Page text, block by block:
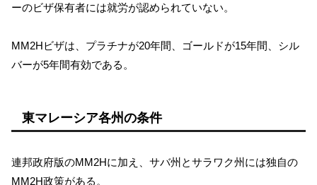
ーのビザ保有者には就労が認められていない。
MM2Hビザは、プラチナが20年間、ゴールドが15年間、シル
バーが5年間有効である。
東マレーシア各州の条件
連邦政府版のMM2Hに加え、サバ州とサラワク州には独自の
MM2H政策がある。